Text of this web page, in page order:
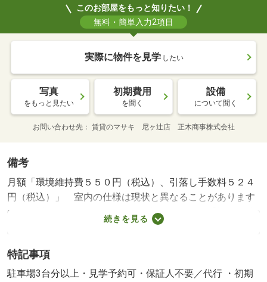
このお部屋をもっと知りたい！
無料・簡単入力2項目
実際に物件を見学 したい
写真
をもっと見たい
初期費用
を聞く
設備
について聞く
お問い合わせ先 賃貸のマサキ 尼ヶ辻店 正木商事株式会社
備考
月額「環境維持費５５０円（税込）、引落し手数料５２４
円（税込）」 室内の仕様は現状と異なることがあります
ので、詳しくはスタッフまでご確認下さい。 【設備・特
記事項備考】専用バス・専用トイレ・コンロ１口/賃貸戸
続きを見る
特記事項
駐車場3台分以上・見学予約可・保証人不要／代行 ・初期